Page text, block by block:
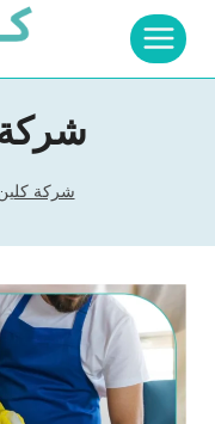
التجاوز
المحتوى
شركة